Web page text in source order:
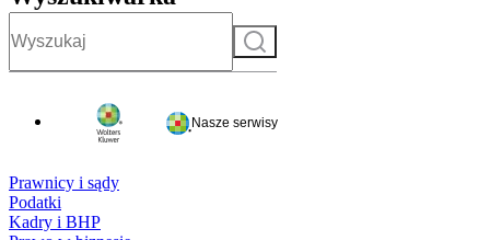
Szukaj
Nasze serwisy
Prawnicy i sądy
Podatki
Kadry i BHP